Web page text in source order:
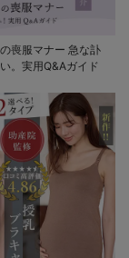
喪服マナー 急な訃
。実用Q&Aガイド